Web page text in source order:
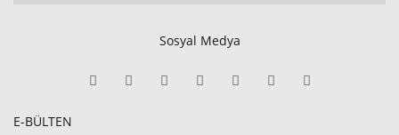
Sosyal Medya
E-BÜLTEN